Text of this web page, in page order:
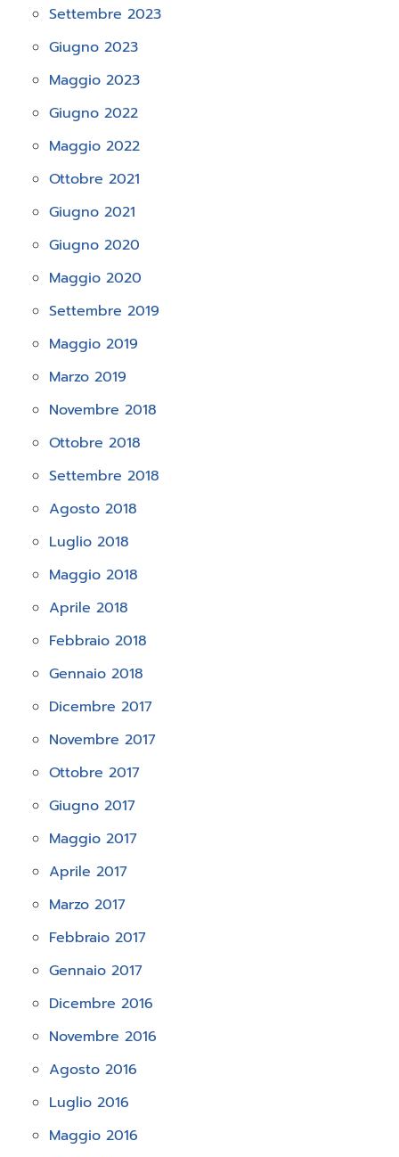
Settembre 2023
Giugno 2023
Maggio 2023
Giugno 2022
Maggio 2022
Ottobre 2021
Giugno 2021
Giugno 2020
Maggio 2020
Settembre 2019
Maggio 2019
Marzo 2019
Novembre 2018
Ottobre 2018
Settembre 2018
Agosto 2018
Luglio 2018
Maggio 2018
Aprile 2018
Febbraio 2018
Gennaio 2018
Dicembre 2017
Novembre 2017
Ottobre 2017
Giugno 2017
Maggio 2017
Aprile 2017
Marzo 2017
Febbraio 2017
Gennaio 2017
Dicembre 2016
Novembre 2016
Agosto 2016
Luglio 2016
Maggio 2016